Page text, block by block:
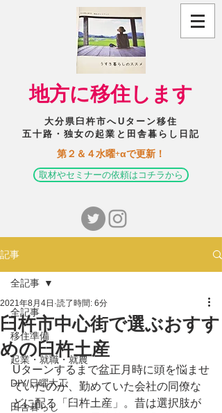
​地方に移住します
大分県臼杵市へUターン移住
五十路・独女の起業と田舎暮らし日記
​第２＆４水曜+αで更新！
取材やセミナーの依頼はコチラから
記事
全記事
移住準備
起業・就職・就農
DIY/日曜大工
田舎暮らし
全記事
臼杵市中心街で選ぶおすす
めの臼杵土産
2021年8月4日 読了時間: 6分
Uターンするまで盆正月時に頭を悩ませ
ていたのが、勤めていた会社の同僚な
どに配る「臼杵土産」。昔は選択肢が